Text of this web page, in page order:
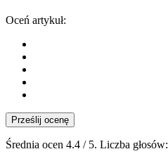
Oceń artykuł:
Prześlij ocenę
Średnia ocen 4.4 / 5. Liczba głosów: